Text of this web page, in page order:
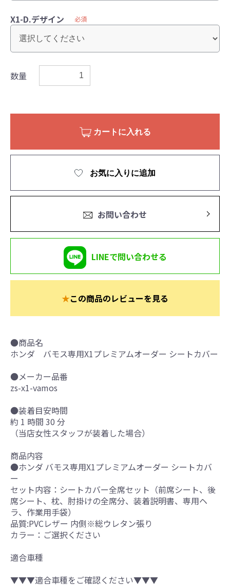
X1-D.デザイン 必須
数量
カートに入れる
お気に入りに追加
お問い合わせ
LINEで問い合わせる
★この商品のレビューを見る
●商品名
ホンダ バモス専用X1プレミアムオーダー シートカバー
●メーカー品番
zs-x1-vamos
●装着目安時間
約 1 時間 30 分
（当店女性スタッフが装着した場合）
商品内容
●ホンダ バモス専用X1プレミアムオーダー シートカバ
ー
セット内容：シートカバー全席セット（前席シート、後
席シート、枕、肘掛けの全席分、装着説明書、専用ヘ
ラ、作業用手袋）
品質:PVCレザー 内側※総ウレタン張り
カラー：ご選択ください
適合車種
▼▼▼適合車種をご確認ください▼▼▼